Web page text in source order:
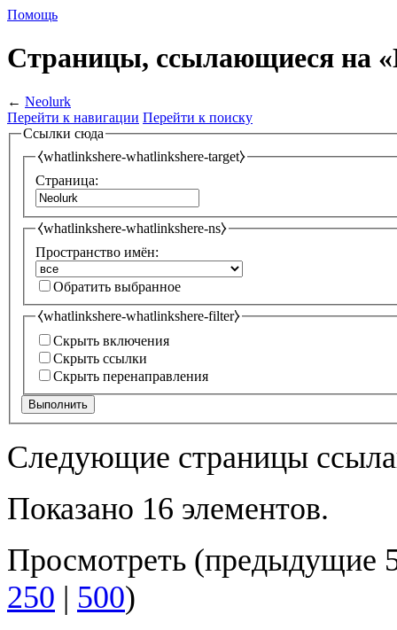
Помощь
Страницы, ссылающиеся на
← Neolurk
Перейти к навигации Перейти к поиску
Ссылки сюда
⧼whatlinkshere-whatlinkshere-target⧽
Страница:
⧼whatlinkshere-whatlinkshere-ns⧽
Пространство имён:
Обратить выбранное
⧼whatlinkshere-whatlinkshere-filter⧽
Скрыть включения
Скрыть ссылки
Скрыть перенаправления
Выполнить
Следующие страницы
Показано 16 элементов.
Просмотреть (предыдущие
250 | 500)